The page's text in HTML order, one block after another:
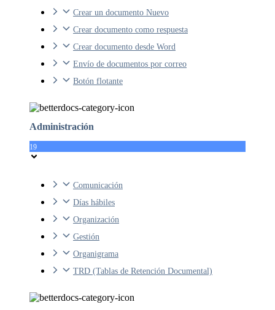
Crear un documento Nuevo
Crear documento como respuesta
Crear documento desde Word
Envío de documentos por correo
Botón flotante
Administración
19
Comunicación
Días hábiles
Organización
Gestión
Organigrama
TRD (Tablas de Retención Documental)